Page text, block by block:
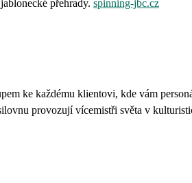
přehrady. spinning-jbc.cz
ke každému klientovi, kde vám
provozují vícemistři světa v